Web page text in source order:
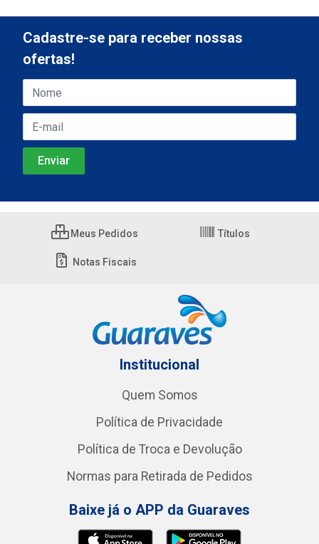
Cadastre-se para receber nossas
ofertas!
Meus Pedidos Títulos
Notas Fiscais
Institucional
Quem Somos
Política de Privacidade
Política de Troca e Devolução
Normas para Retirada de Pedidos
Baixe já o APP da Guaraves